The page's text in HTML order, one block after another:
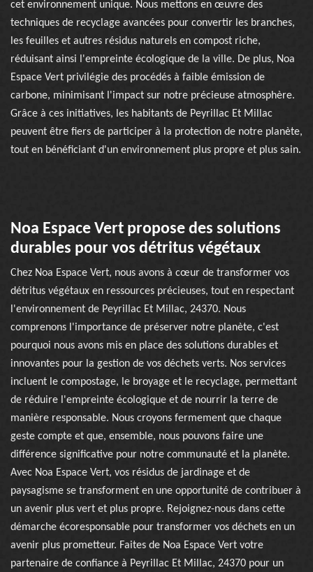
cet environnement unique. Nous mettons en œuvre des
techniques de recyclage avancées pour convertir les branches,
les feuilles et autres résidus naturels en compost riche,
réduisant ainsi l'empreinte écologique de la ville. De plus, Noa
Espace Vert privilégie des procédés à faible émission de
carbone, minimisant l'impact sur notre précieuse atmosphère.
Grâce à ces initiatives, les habitants de Peyrillac Et Millac
peuvent être fiers de participer à la protection de notre planète,
tout en bénéficiant d'un environnement plus propre et plus sain.
Noa Espace Vert propose des solutions
durables pour vos détritus végétaux
Chez Noa Espace Vert, nous avons à cœur de transformer vos
détritus végétaux en ressources précieuses, tout en respectant
l'environnement de Peyrillac Et Millac, 24370. Nous
comprenons l'importance de préserver notre planète, c'est
pourquoi nous avons mis en place des solutions durables et
innovantes pour la gestion de vos déchets verts. Nos services
incluent le compostage, le broyage et le recyclage, permettant
de réduire l'empreinte écologique et de nourrir la terre de
manière responsable. Nous croyons fermement que chaque
geste compte et que, ensemble, nous pouvons faire une
différence significative pour notre communauté et la planète.
Avec Noa Espace Vert, vos résidus de jardinage et de
paysagisme se transforment en une opportunité de contribuer à
un avenir plus vert et plus propre. Rejoignez-nous dans cette
démarche écoresponsable pour transformer vos déchets en un
avenir plus prometteur. Faites de Noa Espace Vert votre
partenaire de confiance à Peyrillac Et Millac, 24370 pour un